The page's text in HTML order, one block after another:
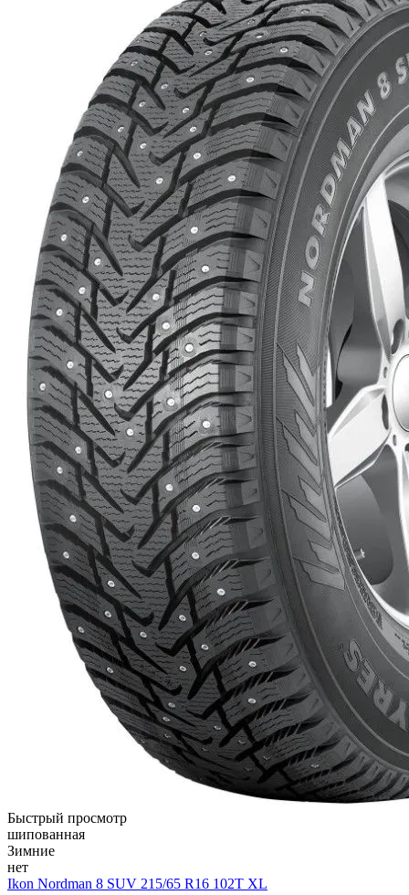
Быстрый просмотр
шипованная
Зимние
нет
Ikon Nordman 8 SUV 215/65 R16 102T XL